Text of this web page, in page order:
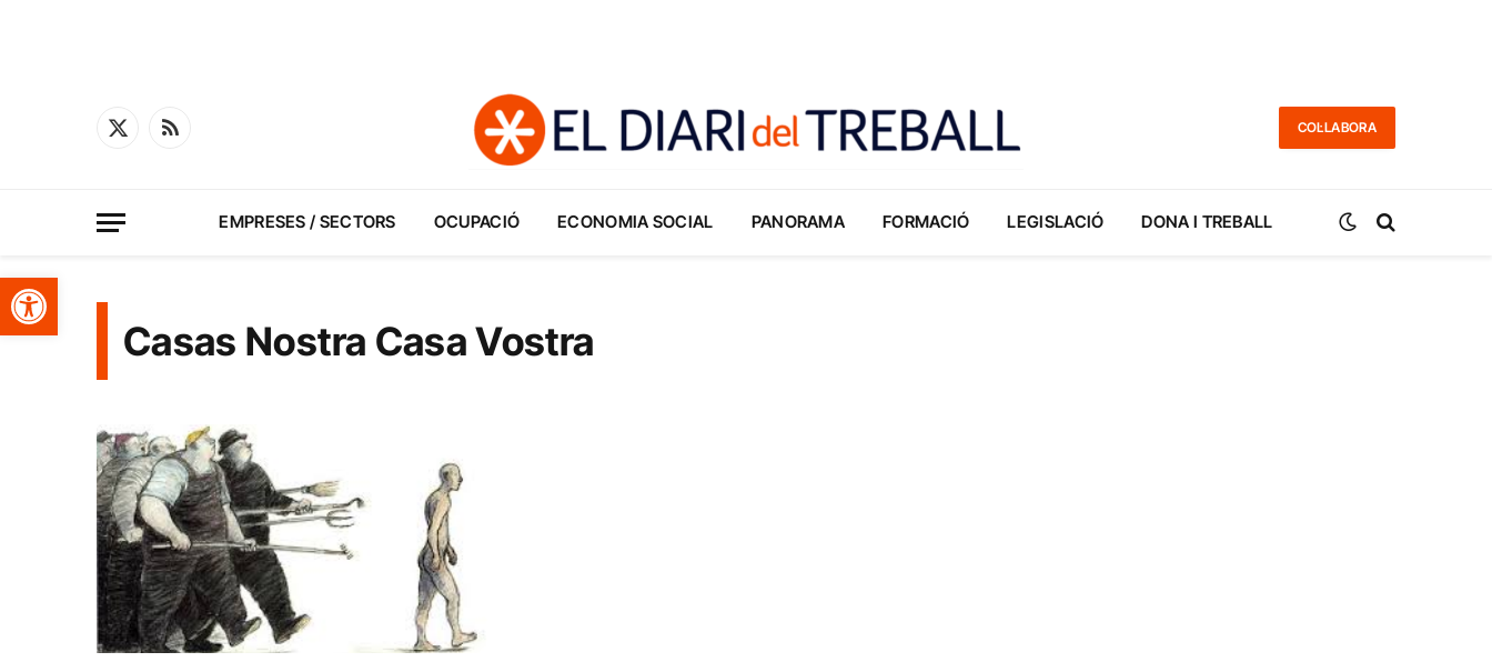
Obre la barra d'eines
X
RSS
COL·LABORA
EMPRESES / SECTORS OCUPACIÓ ECONOMIA SOCIAL PANORAMA FORMACIÓ LEGISLACIÓ DONA I TREBALL
Casas Nostra Casa Vostra